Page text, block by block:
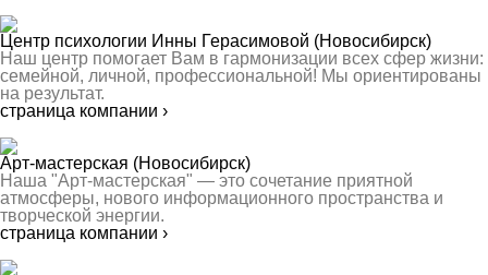
Центр психологии Инны Герасимовой (Новосибирск)
Наш центр помогает Вам в гармонизации всех сфер жизни:
семейной, личной, профессиональной! Мы ориентированы
на результат.
страница компании ›
Арт-мастерская (Новосибирск)
Наша "Арт-мастерская" — это сочетание приятной
атмосферы, нового информационного пространства и
творческой энергии.
страница компании ›